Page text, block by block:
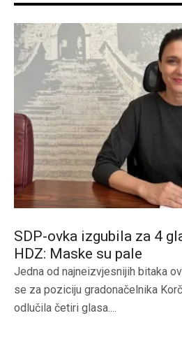
SDP-ovka izgubila za 4
HDZ: Maske su pale
Jedna od najneizvjesnijih bitaka
se za poziciju gradonačelnika
odlučila četiri glasa....